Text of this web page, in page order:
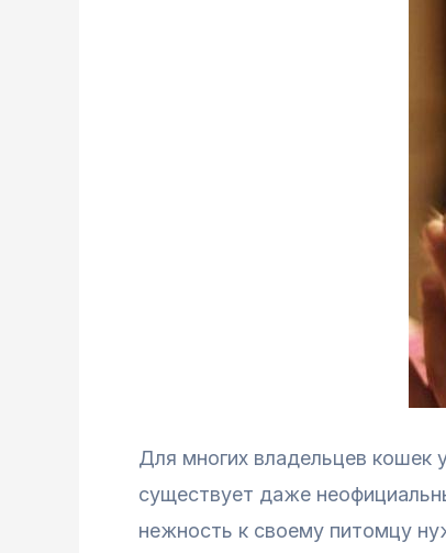
Для многих владельцев кошек
существует даже
нежность к своему питомцу